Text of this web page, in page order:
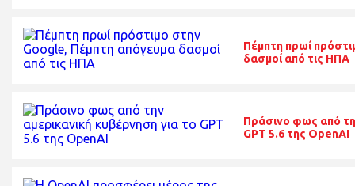
Πέμπτη πρωί
δασμοί από τις ΗΠΑ
Πράσινο φως από
GPT 5.6 της OpenAI